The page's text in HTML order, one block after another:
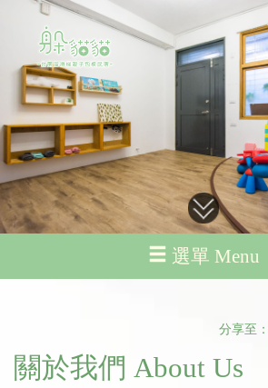
選單 Menu
分享至：
關於我們 About Us